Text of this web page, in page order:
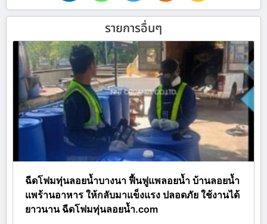
รายการอื่นๆ
ฉีดโฟมทุ่นลอยน้ำบางนา ฟื้นฟูแพลอยน้ำ บ้านลอยน้ำ
แพร้านอาหาร ให้กลับมาแข็งแรง ปลอดภัย ใช้งานได้
ยาวนาน ฉีดโฟมทุ่นลอยน้ำ.com